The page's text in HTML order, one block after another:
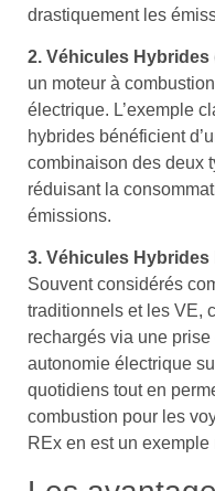
drastiquement les
2. Véhicules Hybrides
un moteur à
électrique. L’exemple
hybrides bénéficient
combinaison des deux
réduisant la
émissions.
3. Véhicules Hybrides
Souvent considérés
traditionnels et les VE,
rechargés via une
autonomie électrique
quotidiens tout en
combustion pour les
REx en est un exemple